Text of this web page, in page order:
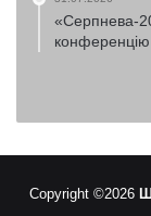
«Серпнева-
Copyright ©2026